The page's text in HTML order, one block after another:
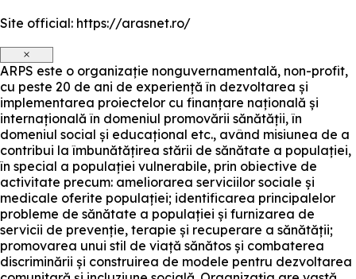
Site official: https://arasnet.ro/
×
ARPS este o organizație nonguvernamentală, non-profit,
cu peste 20 de ani de experiență în dezvoltarea și
implementarea proiectelor cu finanțare națională și
internațională în domeniul promovării sănătății, în
domeniul social și educațional etc., având misiunea de a
contribui la îmbunătățirea stării de sănătate a populației,
în special a populației vulnerabile, prin obiective de
activitate precum: ameliorarea serviciilor sociale și
medicale oferite populației; identificarea principalelor
probleme de sănătate a populației și furnizarea de
servicii de prevenție, terapie și recuperare a sănătății;
promovarea unui stil de viață sănătos și combaterea
discriminării și construirea de modele pentru dezvoltarea